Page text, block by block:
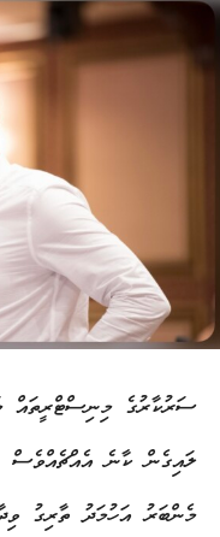
ސަރުކާރުގެ މިނިސްޓްރީތައް
ލައިގެން ކާނެ އެއްޗެއްވެސް
މެންބަރު އަހުމަދު ތާރިގު